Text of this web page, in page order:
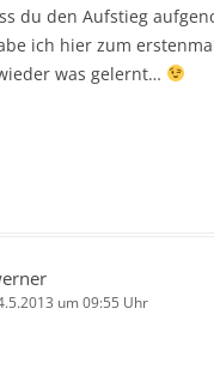
du den Aufstieg
ich hier zum
was gelernt…
um 09:55 Uhr